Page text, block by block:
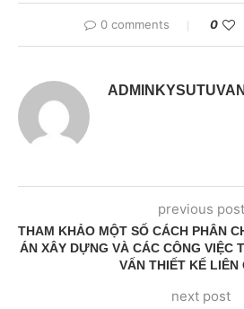
0 comments 0
ADMINKYSUTUVAN
previous post
THAM KHẢO MỘT SỐ CÁCH PHÂN
ÁN XÂY DỰNG VÀ CÁC CÔNG VIỆC
VẤN THIẾT KẾ LIÊN
next post